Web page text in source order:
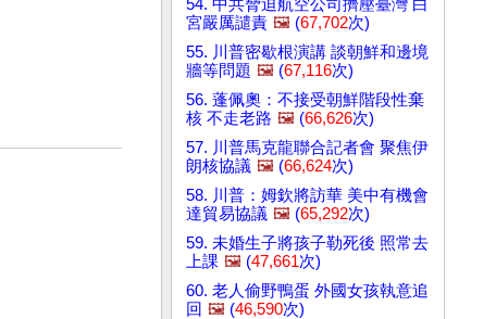
54. 中共脅迫航空公司擠壓臺灣 白
宮嚴厲譴責 🖼️ (67,702次)
55. 川普密歇根演講 談朝鮮和邊境
牆等問題 🖼️ (67,116次)
56. 蓬佩奧：不接受朝鮮階段性棄
核 不走老路 🖼️ (66,626次)
57. 川普馬克龍聯合記者會 聚焦伊
朗核協議 🖼️ (66,624次)
58. 川普：姆欽將訪華 美中有機會
達貿易協議 🖼️ (65,292次)
59. 未婚生子將孩子勒死後 照常去
上課 🖼️ (47,661次)
60. 老人偷野鴨蛋 外國女孩執意追
回 🖼️ (46,590次)